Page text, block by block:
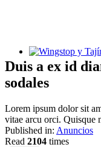
Wingstop y Tajín
Duis a ex id
sodales
Lorem ipsum dolor sit
vitae arcu orci. Quisque
Published in: Anuncios
Read 2104 times